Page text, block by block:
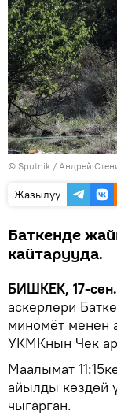
© Sputnik / Андрей
Жазылуу
Баткенде
кайтарууда.
БИШКЕК, 17-
аскерлери
миномёт менен
УКМКнын Чек
Маалымат
айылды көздөй
чыгарган.